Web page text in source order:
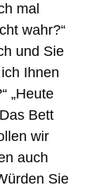
mal
wahr?“
und Sie
Ihnen
„Heute
Bett
wir
auch
Sie